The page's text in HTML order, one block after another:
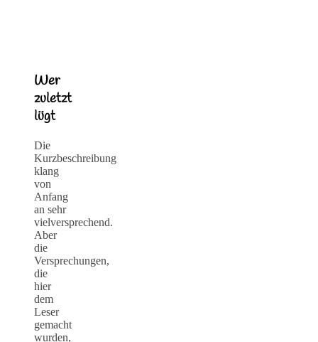
Wer
zuletzt
lügt
Die
Kurzbeschreibung
klang
von
Anfang
an sehr
vielversprechend.
Aber
die
Versprechungen,
die
hier
dem
Leser
gemacht
wurden,